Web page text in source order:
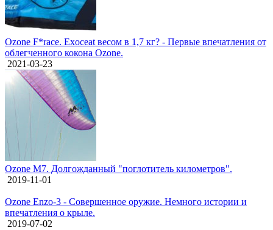
Ozone F*race. Exoceat весом в 1,7 кг? - Первые впечатления от
облегченного кокона Ozone.
2021-03-23
Ozone M7. Долгожданный "поглотитель километров".
2019-11-01
Ozone Enzo-3 - Совершенное оружие. Немного истории и
впечатления о крыле.
2019-07-02